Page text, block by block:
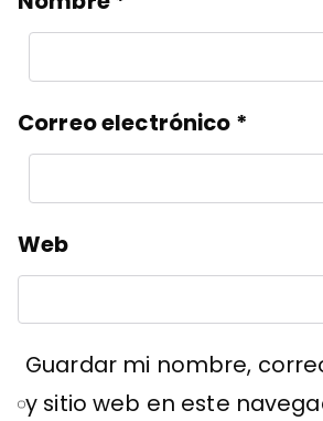
Correo electrónico *
Web
Guardar mi nombre,
y sitio web en este